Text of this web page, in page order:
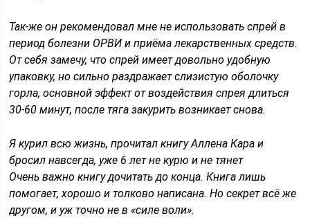
Так-же он рекомендовал мне не использовать спрей в
период болезни ОРВИ и приёма лекарственных средств.
От себя замечу, что спрей имеет довольно удобную
упаковку, но сильно раздражает слизистую оболочку
горла, основной эффект от воздействия спрея длиться
30-60 минут, после тяга закурить возникает снова.
Я курил всю жизнь, прочитал книгу Аллена Кара и
бросил навсегда, уже 6 лет не курю и не тянет
Очень важно книгу дочитать до конца. Книга лишь
помогает, хорошо и толково написана. Но секрет всё же
другом, и уж точно не в «силе воли».